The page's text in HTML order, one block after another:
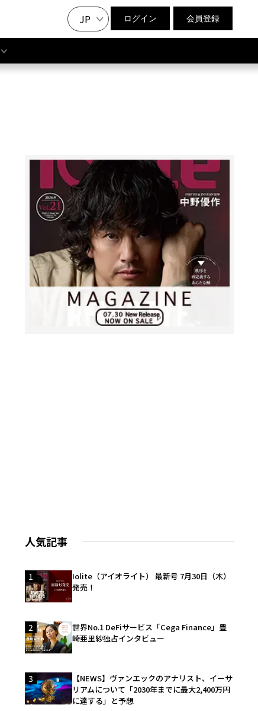
JP ログイン 会員登録
人気記事
1
Iolite（アイオライト） 最新号 7月30日（木）
発売！
2
世界No.1 DeFiサービス「Cega Finance」豊
崎亜里紗独占インタビュー
3
【NEWS】ヴァンエックのアナリスト、イーサ
リアムについて「2030年までに最大2,400万円
に達する」と予想